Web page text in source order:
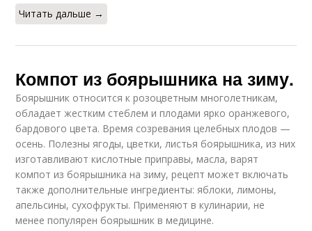
Читать дальше →
Компот из боярышника на зиму.
Боярышник относится к розоцветным многолетникам,
обладает жестким стеблем и плодами ярко оранжевого,
бардового цвета. Время созревания целебных плодов —
осень. Полезны ягоды, цветки, листья боярышника, из них
изготавливают кислотные приправы, масла, варят
компот из боярышника на зиму, рецепт может включать
также дополнительные ингредиенты: яблоки, лимоны,
апельсины, сухофрукты. Применяют в кулинарии, не
менее популярен боярышник в медицине.